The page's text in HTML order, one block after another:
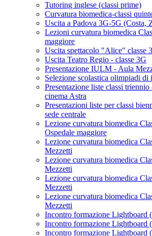
Tutoring inglese (classi prime)
Curvatura biomedica-classi
Uscita a Padova 3G-5G (Costa,
Lezioni curvatura biomedica
maggiore
Uscita spettacolo "Alice" classe
Uscita Teatro Regio - classe 3G
Presentazione IULM - Aula
Selezione scolastica olimpiadi di
Presentazione liste classi
cinema Astra
Presentazioni liste per classi
sede centrale
Lezione curvatura biomedica
Ospedale maggiore
Lezione curvatura biomedica
Mezzetti
Lezione curvatura biomedica
Mezzetti
Lezione curvatura biomedica
Mezzetti
Lezione curvatura biomedica
Mezzetti
Incontro formazione Lightboard
Incontro formazione Lightboard
Incontro formazione Lightboard